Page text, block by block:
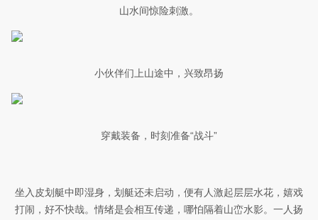
山水间惊险刺激。
小伙伴们上山途中，兴致昂扬
穿戴装备，时刻准备“战斗”
坐入皮划艇中即湿身，划艇还未启动，便有人激起层层水花，嬉戏
打闹，好不快哉。情绪是会相互传递，哪怕隔着山峦水影。一人扬